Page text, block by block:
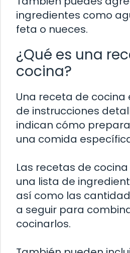
ingredientes como
feta o nueces.
¿Qué es una
cocina?
Una receta de cocina
de instrucciones
indican cómo
una comida
Las recetas de
una lista de
así como las
a seguir para
cocinarlos.